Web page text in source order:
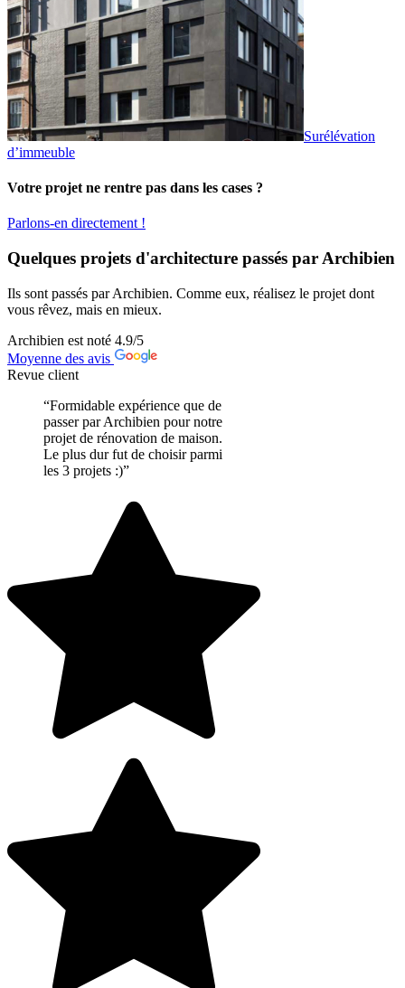
Surélévation
d’immeuble
Votre projet ne rentre pas dans les cases ?
Parlons-en directement !
Quelques projets d'architecture passés par Archibien
Ils sont passés par Archibien. Comme eux, réalisez le projet dont
vous rêvez, mais en mieux.
Archibien est noté 4.9/5
Moyenne des avis
Revue client
“Formidable expérience que de
passer par Archibien pour notre
projet de rénovation de maison.
Le plus dur fut de choisir parmi
les 3 projets :)”